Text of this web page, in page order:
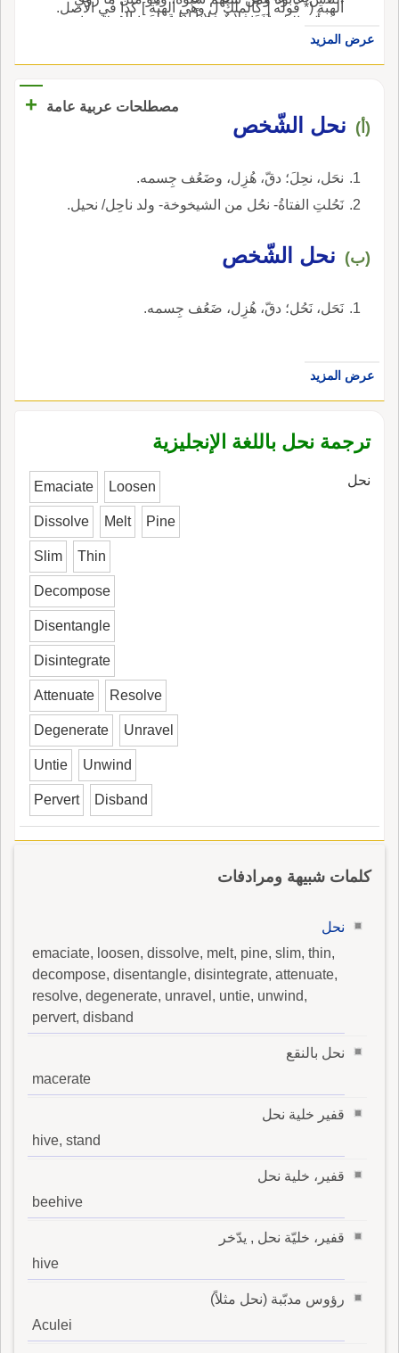
الهبة (* قوله [ كالملك ل وهي الهبة ] كذا في الأصل.
وهو تصحيف لنَجَ فلانٌ فلاناً إِذا قطعَه بالغِيبة.
عن أَب الدرداء: إِن قارَضْتَ الناس قارَضُوك، وإِن
تَرَكْتَهم لم يَتْركوك قوله: إِن قارضتهم مأْخوذ من
قول النبي، صلى الله عليه وسلم: رفَع الله الحرجَ
وقد فسر ف موضعه.
عرض المزيد
مصطلحات عربية عامة +
(أ) نحل الشّخص
نحَل، نحِلَ؛ دقّ، هُزِل، وضَعُف جِسمه.
نَحُلتِ الفتاةُ- نحُل من الشيخوخة- ولد ناحِل/ نحيل.
(ب) نحل الشّخص
نَحَل، نَحُل؛ دقّ، هُزِل، ضَعُف جِسمه.
عرض المزيد
ترجمة نحل باللغة الإنجليزية
نحل Emaciate Loosen
Dissolve Melt Pine
Slim Thin
Decompose
Disentangle
Disintegrate
Attenuate Resolve
Degenerate Unravel
Untie Unwind
Pervert Disband
كلمات شبيهة ومرادفات
نحل
emaciate, loosen, dissolve, melt, pine, slim, thin,
decompose, disentangle, disintegrate, attenuate,
resolve, degenerate, unravel, untie, unwind,
pervert, disband
نحل بالنقع
macerate
قفير خلية نحل
hive, stand
قفير، خلية نحل
beehive
قفير، خليّة نحل , يدّخر
hive
رؤوس مدبّبة (نحل مثلاً)
Aculei